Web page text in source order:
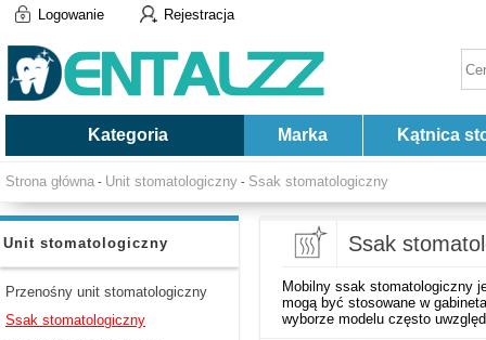
Logowanie Rejestracja
Kategoria Marka Kątnica
Strona główna - Unit stomatologiczny - Ssak stomatologiczny
Unit stomatologiczny
Przenośny unit stomatologiczny
Ssak stomatologiczny
Ssak
Mobilny ssak stomatologiczny
mogą być stosowane w
wyborze modelu często